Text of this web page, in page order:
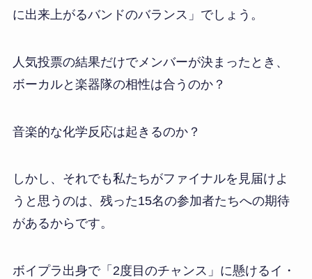
に出来上がるバンドのバランス」でしょう。
人気投票の結果だけでメンバーが決まったとき、
ボーカルと楽器隊の相性は合うのか？
音楽的な化学反応は起きるのか？
しかし、それでも私たちがファイナルを見届けよ
うと思うのは、残った15名の参加者たちへの期待
があるからです。
ボイプラ出身で「2度目のチャンス」に懸けるイ・